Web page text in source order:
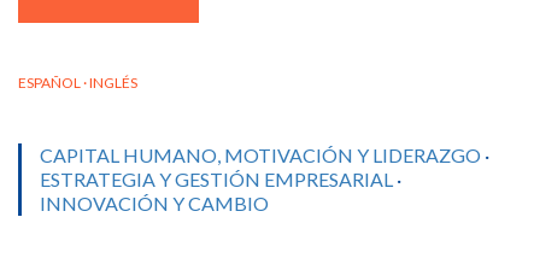
ESPAÑOL · INGLÉS
CAPITAL HUMANO, MOTIVACIÓN Y LIDERAZGO ·
ESTRATEGIA Y GESTIÓN EMPRESARIAL ·
INNOVACIÓN Y CAMBIO